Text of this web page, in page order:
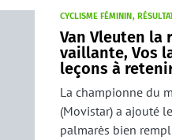
CYCLISME FÉMININ
Van Vleuten la
vaillante, Vos
leçons à
La championne du
(Movistar) a ajouté
palmarès bien